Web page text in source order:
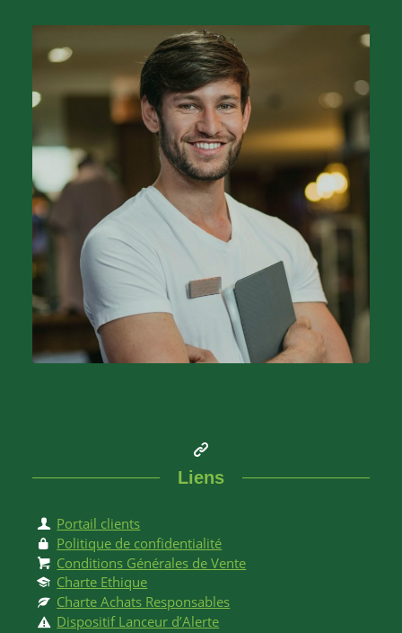
Liens
Portail clients
Politique de confidentialité
Conditions Générales de Vente
Charte Ethique
Charte Achats Responsables
Dispositif Lanceur d’Alerte